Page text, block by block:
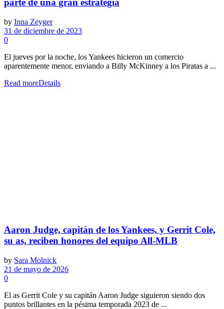
parte de una gran estrategia
by Inna Zeyger
31 de diciembre de 2023
0
El jueves por la noche, los Yankees hicieron un comercio
aparentemente menor, enviando a Billy McKinney a los Piratas a ...
Read moreDetails
Aaron Judge, capitán de los Yankees, y Gerrit Cole,
su as, reciben honores del equipo All-MLB
by Sara Molnick
21 de mayo de 2026
0
El as Gerrit Cole y su capitán Aaron Judge siguieron siendo dos
puntos brillantes en la pésima temporada 2023 de ...